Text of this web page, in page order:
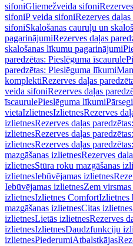
sifoniGliemežveida sifoni
sifoniP veida sifoniRezerves
sifoniSkalošanas cauruļu un
pagarinājumiRezerves daļas
skalošanas līkumu pagarinājumi
paredzētas: Pieslēguma īscaurule
paredzētas: Pieslēguma līkumi
komplektiRezerves daļas
veida sifoniRezerves daļas
īscaurulePieslēguma līkumiPārsegi
vietaIzlietnesIzlietnesRezerves
izlietnesRezerves daļas
izlietnesRezerves daļas
izlietnesRezerves daļas
mazgāšanas izlietnesRezerves
izlietnesStūra roku mazgāšanas
izlietnesIebūvējamas izlietnes
Iebūvējamas izlietnesZem
izlietnesIzlietnes ComfortIzlietnes
mazgāšanas izlietnesCitas izlietnes
izlietnesLietās izlietnesRezerves
izlietnesIzlietnesDaudzfunkciju
izlietnesPiederumiAtbalstkājas